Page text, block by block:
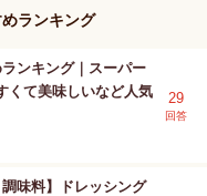
ランキング
ンキング｜スーパー
くて美味しいなど人気
29
回答
調味料】ドレッシング